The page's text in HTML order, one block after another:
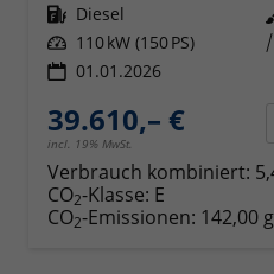
Kraftstoff Diesel
Leistung 110 kW (150 PS)
01.01.2026
39.610,– €
incl. 19% MwSt.
Verbrauch kombiniert:
CO2-Klasse: E
CO2-Emissionen: 142,00